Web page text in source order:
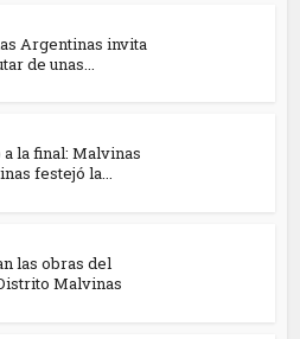
Argentinas invita
de unas...
a la final: Malvinas
festejó la...
las obras del
Malvinas